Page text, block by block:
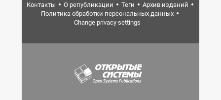
Контакты
О републикации Теги
Архив изданий
Политика обработки персональных данных
Change privacy settings